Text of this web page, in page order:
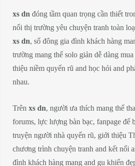
xs dn đóng tầm quan trọng cần thiết
nối thị trường yêu chuyện tranh toàn
xs dn, số đông gia đình khách hàng
trường mang thể solo giản dễ dàng
thiệu niềm quyến rũ and học hỏi and
nhau.
Trên xs dn, người ưa thích mang thể
forums, lực lượng bàn bạc, fanpage để
truyện người nhà quyến rũ, giới thiệu
chương trình chuyện tranh and kết nối
đình khách hàng mang and gu khiến